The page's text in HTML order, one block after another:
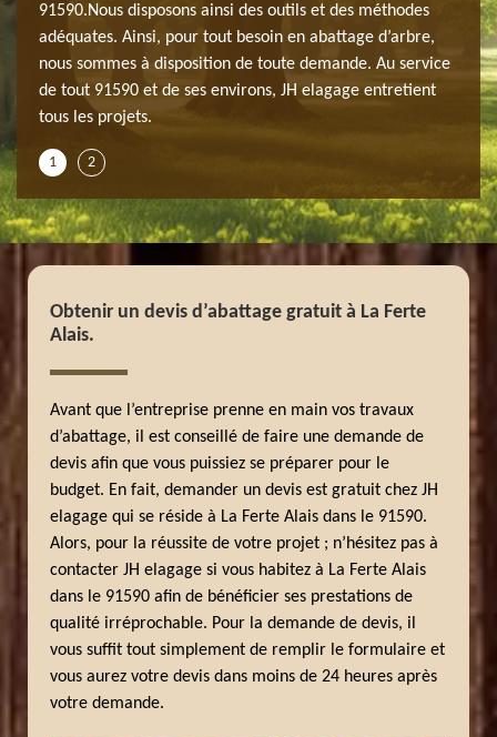
91590.Nous disposons ainsi des outils et des méthodes
adéquates. Ainsi, pour tout besoin en abattage d’arbre,
nous sommes à disposition de toute demande. Au service
de tout 91590 et de ses environs, JH elagage entretient
tous les projets.
La
1 2
Obtenir un devis d’abattage gratuit à La Ferte
Alais.
Avant que l’entreprise prenne en main vos travaux
d’abattage, il est conseillé de faire une demande de
devis afin que vous puissiez se préparer pour le
budget. En fait, demander un devis est gratuit chez JH
elagage qui se réside à La Ferte Alais dans le 91590.
Alors, pour la réussite de votre projet ; n’hésitez pas à
contacter JH elagage si vous habitez à La Ferte Alais
dans le 91590 afin de bénéficier ses prestations de
qualité irréprochable. Pour la demande de devis, il
vous suffit tout simplement de remplir le formulaire et
vous aurez votre devis dans moins de 24 heures après
votre demande.